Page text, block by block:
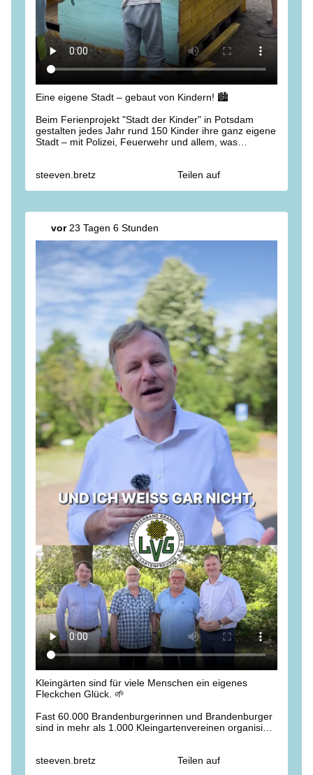
Eine eigene Stadt – gebaut von Kindern! 🏙️
Beim Ferienprojekt "Stadt der Kinder" in Potsdam
gestalten jedes Jahr rund 150 Kinder ihre ganz eigene
Stadt – mit Polizei, Feuerwehr und allem, was
Es ist beeindruckend zu sehen, wie viel Kreativität,
Dank an alle, die dieses besondere Ferienangebot
steeven.bretz Teilen auf
vor23 Tagen 6 Stunden
Kleingärten sind für viele Menschen ein eigenes
Fleckchen Glück. 🌱
Fast 60.000 Brandenburgerinnen und Brandenburger
sind in mehr als 1.000 Kleingartenvereinen organisiert.
steeven.bretz Teilen auf